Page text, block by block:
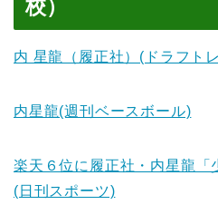
校）
内 星龍（履正社）(ドラフト
内星龍(週刊ベースボール)
楽天６位に履正社・内星龍「
(日刊スポーツ)